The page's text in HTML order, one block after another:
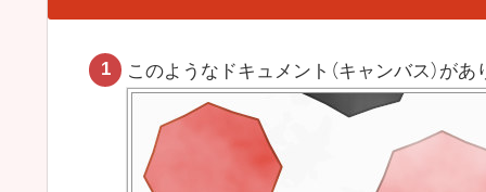
このようなドキュメント（キャンバス）があ